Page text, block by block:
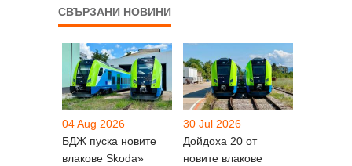
СВЪРЗАНИ НОВИНИ
04 Aug 2026
БДЖ пуска новите
влакове Skoda»
30 Jul 2026
Дойдоха 20 от
новите влакове